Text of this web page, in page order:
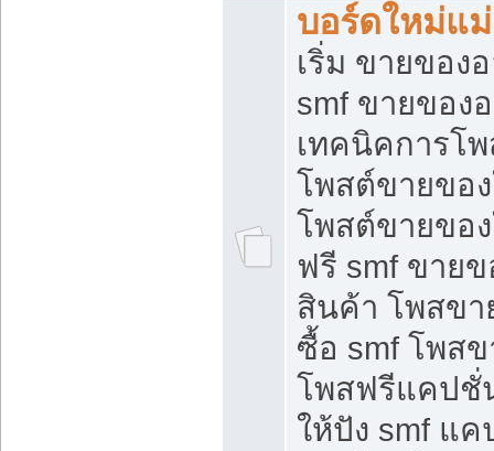
บอร์ดใหม่แ
เริ่ม ขายของ
smf ขายของ
เทคนิคการโ
โพสต์ขายขอ
โพสต์ขายขอ
ฟรี smf ขาย
สินค้า โพสขา
ซื้อ smf โพส
โพสฟรีแคปชั่
ให้ปัง smf แ